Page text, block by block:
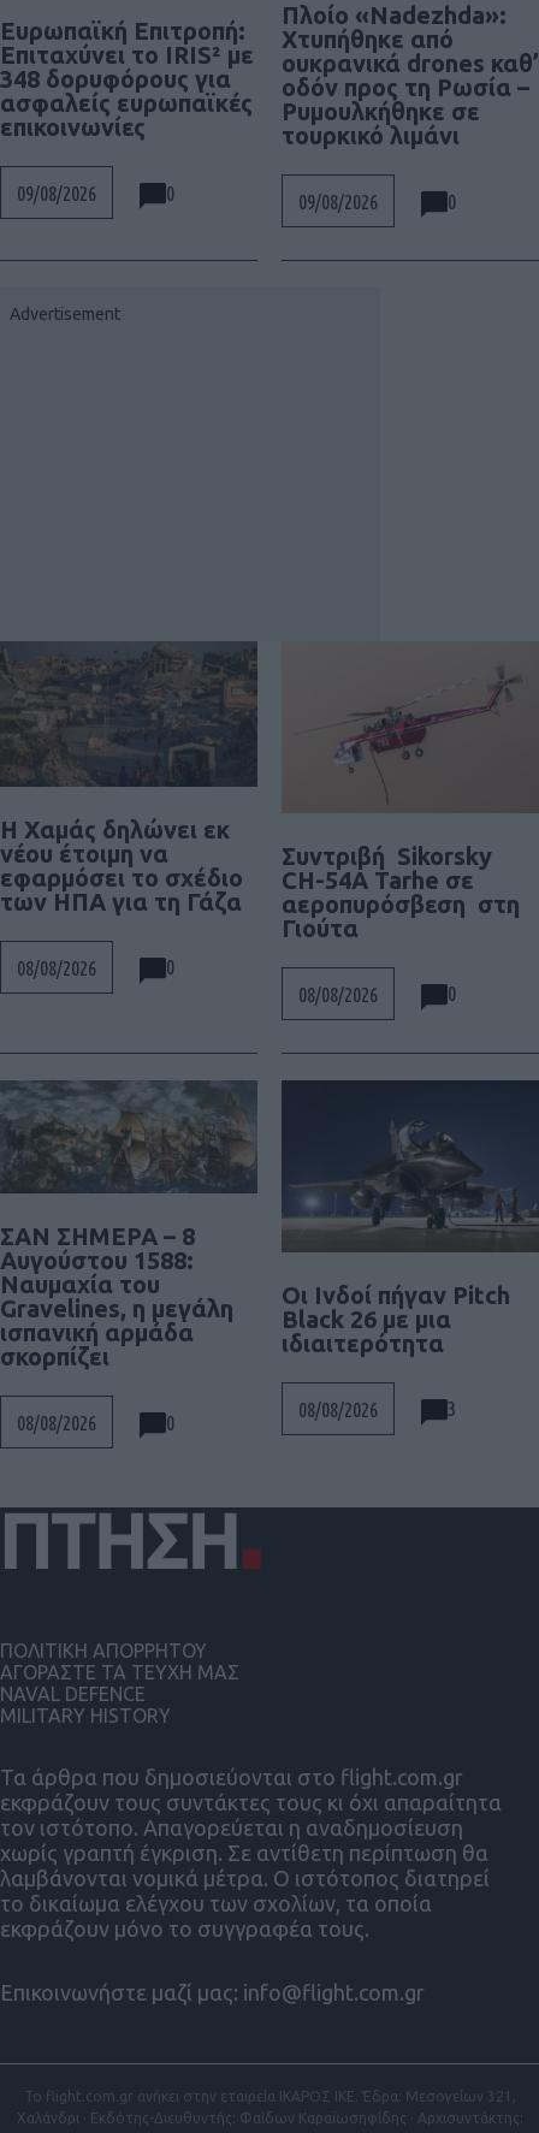
Ευρωπαϊκή Επιτροπή:
Επιταχύνει το IRIS² με
348 δορυφόρους για
ασφαλείς ευρωπαϊκές
επικοινωνίες
09/08/2026 0
Πλοίο «Nadezhda»:
Χτυπήθηκε από
ουκρανικά drones καθ’
οδόν προς τη Ρωσία –
Ρυμουλκήθηκε σε
τουρκικό λιμάνι
09/08/2026 0
Η Χαμάς δηλώνει εκ
νέου έτοιμη να
εφαρμόσει το σχέδιο
των ΗΠΑ για τη Γάζα
08/08/2026 0
Συντριβή Sikorsky
CH-54A Tarhe σε
αεροπυρόσβεση στη
Γιούτα
08/08/2026 0
ΣΑΝ ΣΗΜΕΡΑ – 8
Αυγούστου 1588:
Ναυμαχία του
Gravelines, η μεγάλη
ισπανική αρμάδα
σκορπίζει
08/08/2026 0
Οι Ινδοί πήγαν Pitch
Black 26 με μια
ιδιαιτερότητα
08/08/2026 3
Τα άρθρα που δημοσιεύονται στο flight.com.gr
εκφράζουν τους συντάκτες τους κι όχι απαραίτητα
τον ιστότοπο. Απαγορεύεται η αναδημοσίευση
χωρίς γραπτή έγκριση. Σε αντίθετη περίπτωση θα
λαμβάνονται νομικά μέτρα. Ο ιστότοπος διατηρεί
το δικαίωμα ελέγχου των σχολίων, τα οποία
εκφράζουν μόνο το συγγραφέα τους.
Επικοινωνήστε μαζί μας: info@flight.com.gr
ΠΟΛΙΤΙΚΗ ΑΠΟΡΡΗΤΟΥ
ΑΓΟΡΑΣΤΕ ΤΑ ΤΕΥΧΗ ΜΑΣ
NAVAL DEFENCE
MILITARY HISTORY
Το flight.com.gr ανήκει στην εταιρεία ΙΚΑΡΟΣ ΙΚΕ. Έδρα: Μεσογείων 321,
Χαλάνδρι · Εκδότης-Διευθυντής: Φαίδων Καραϊωσηφίδης · Αρχισυντάκτης: